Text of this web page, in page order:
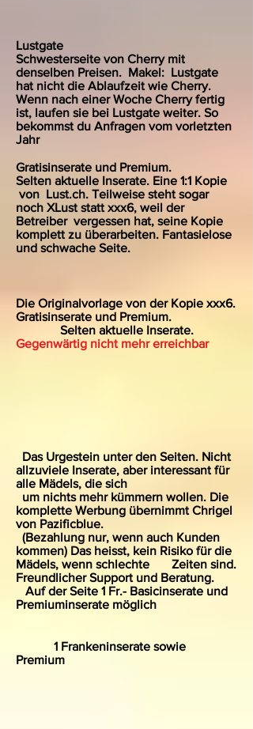
Lustgate
Schwesterseite von Cherry mit
denselben Preisen. Makel: Lustgate
hat nicht die Ablaufzeit wie Cherry.
Wenn nach einer Woche Cherry fertig
ist, laufen sie bei Lustgate weiter. So
bekommst du Anfragen vom vorletzten
Jahr
Gratisinserate und Premium.
Selten aktuelle Inserate. Eine 1:1 Kopie
von Lust.ch. Teilweise steht sogar
noch XLust statt xxx6, weil der
Betreibervergessen hat, seine Kopie
komplett zu überarbeiten. Fantasielose
und schwache Seite.
Die Originalvorlage von der Kopie xxx6.
Gratisinserate und Premium.
Selten aktuelle Inserate.
Gegenwärtig nicht mehr erreichbar
Das Urgestein unter den Seiten. Nicht
allzuviele Inserate, aber interessant für
alle Mädels, die sich
um nichts mehr kümmern wollen. Die
komplette Werbung übernimmt Chrigel
von Pazificblue.
(Bezahlung nur, wenn auch Kunden
kommen) Das heisst, kein Risiko für die
Mädels, wenn schlechte Zeiten sind.
Freundlicher Support und Beratung.
Auf der Seite 1 Fr.- Basicinserate und
Premiuminserate möglich
1 Frankeninserate sowie
Premium